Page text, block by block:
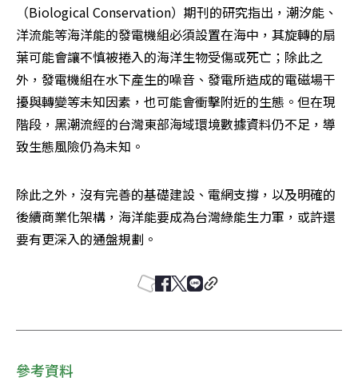
（Biological Conservation）期刊的研究指出，潮汐能、
洋流能等海洋能的發電機組必須設置在海中，其旋轉的扇
葉可能會讓不慎被捲入的海洋生物受傷或死亡；除此之
外，發電機組在水下產生的噪音、發電所造成的電磁場干
擾與轉變等未知因素，也可能會衝擊附近的生態。但在現
階段，黑潮流經的台灣東部海域環境數據資料仍不足，導
致生態風險仍為未知。
除此之外，沒有完善的基礎建設、電網支撐，以及明確的
後續商業化架構，海洋能要成為台灣綠能生力軍，或許還
要有更深入的通盤規劃。
參考資料